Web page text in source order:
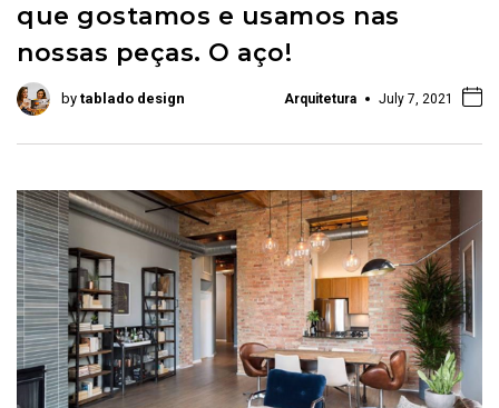
que gostamos e usamos nas
nossas peças. O aço!
by tablado design Arquitetura July 7, 2021